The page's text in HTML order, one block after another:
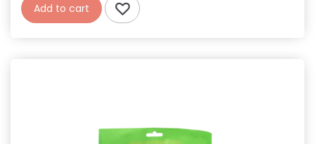
Add to cart